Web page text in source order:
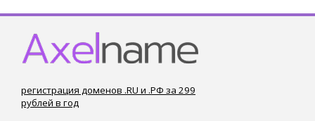
регистрация доменов .RU и .РФ за 299
рублей в год